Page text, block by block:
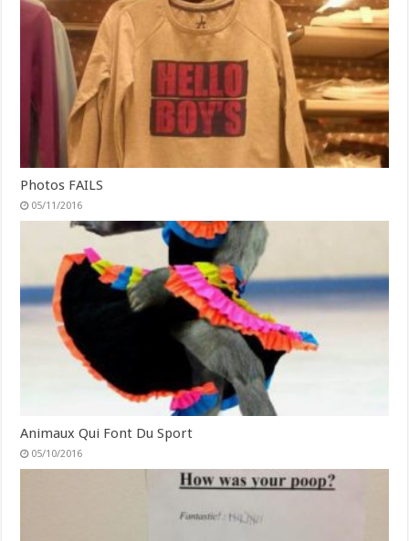
Photos FAILS
05/11/2016
Animaux Qui Font Du Sport
05/10/2016